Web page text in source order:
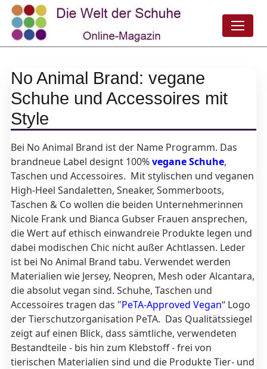
No Animal Brand: vegane
Schuhe und Accessoires mit
Style
Bei No Animal Brand ist der Name Programm. Das
brandneue Label designt 100%vegane Schuhe,
Taschen und Accessoires. Mit stylischen und veganen
High-Heel Sandaletten, Sneaker, Sommerboots,
Taschen & Co wollen die beiden Unternehmerinnen
Nicole Frank und Bianca Gubser Frauen ansprechen,
die Wert auf ethisch einwandreie Produkte legen und
dabei modischen Chic nicht außer Achtlassen. Leder
ist bei No Animal Brand tabu. Verwendet werden
Materialien wie Jersey, Neopren, Mesh oder Alcantara,
die absolut vegan sind. Schuhe, Taschen und
Accessoires tragen das "PeTA-Approved Vegan“ Logo
der Tierschutzorganisation PeTA. Das Qualitätssiegel
zeigt auf einen Blick, dass sämtliche, verwendeten
Bestandteile - bis hin zum Klebstoff - frei von
tierischen Materialien sind und die Produkte Tier- und